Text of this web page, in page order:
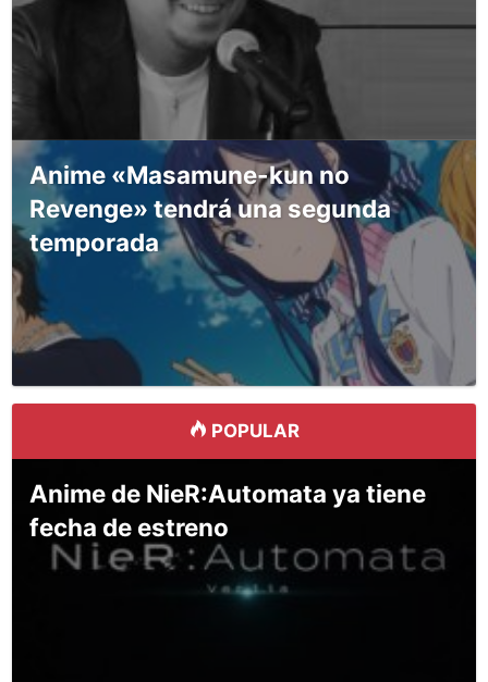
Anime «Masamune-kun no
Revenge» tendrá una segunda
temporada
POPULAR
Anime de NieR:Automata ya tiene
fecha de estreno